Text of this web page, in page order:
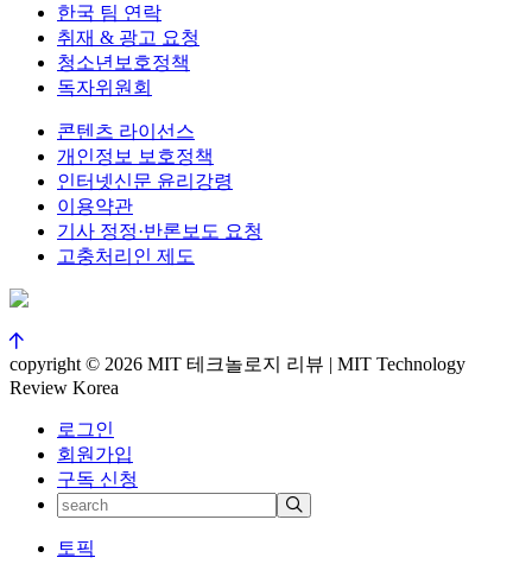
한국 팀 연락
취재 & 광고 요청
청소년보호정책
독자위원회
콘텐츠 라이선스
개인정보 보호정책
인터넷신문 윤리강령
이용약관
기사 정정·반론보도 요청
고충처리인 제도
copyright © 2026 MIT 테크놀로지 리뷰 | MIT Technology
Review Korea
로그인
회원가입
구독 신청
토픽